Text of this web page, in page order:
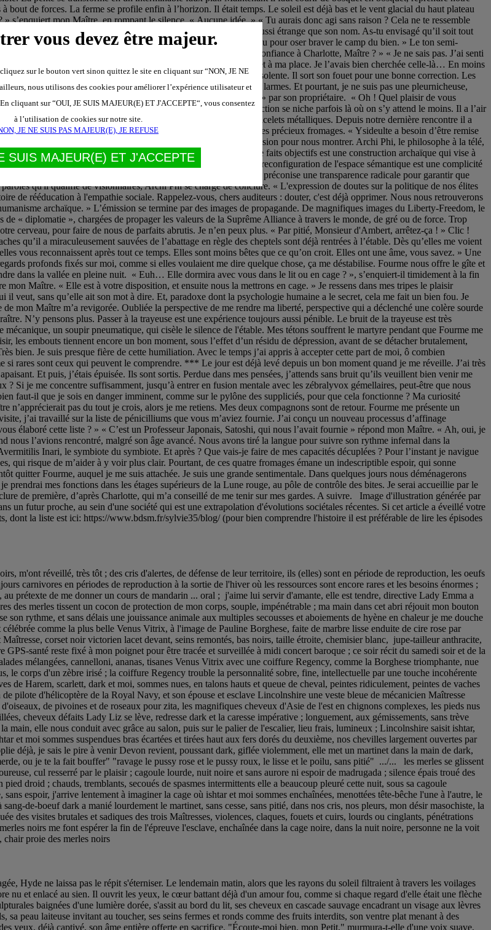
m'ont réveillé, très tôt ; des cris d'alertes, de défense de leur territoire, ils (elles) sont en période de reproduction, les oeufs
carnivores en périodes de reproduction à la sortie de l'hiver où les ressources sont encore rares et les besoins énormes ;
prétexte de me donner un cours de mandarin ... oral ; j'aime lui servir d'amante, elle est tendre, directive Lady Emma a
des merles tissent un cocon de protection de mon corps, souple, impénétrable ; ma main dans cet abri réjouit mon bouton
rythme, et sans délais une jouissance animale aux multiples secousses et aboiements de hyène en chaleur je me douche
comme la plus belle Venus Vitrix, à l'image de Pauline Borghese, faite de marbre lisse enduite de cire rose par
corset noir victorien lacet devant, seins remontés, bas noirs, taille étroite, chemisier blanc, jupe-tailleur anthracite,
santé reste fixé à mon poignet pour être tracée et surveillée à midi concert baroque ; ce soir récit du samedi soir et de la
mélangées, cannelloni, ananas, tisanes Venus Vitrix avec une coiffure Regency, comme la Borghese triomphante, nue
le corps d'un zèbre irisé ; la coiffure Regency trouble la personnalité sobre, fine, intellectuelle par une touche incohérente
de Harem, scarlett, dark et moi, sommes nues, en talons hauts et queue de cheval, peintes ridiculement, peintes de vaches
pilote d'hélicoptère de la Royal Navy, et son épouse et esclave Lincolnshire une veste bleue de mécanicien Maîtresse
de pivoines et de roseaux pour zita, les magnifiques cheveux d'Asie de l'est en chignons complexes, les pieds nus
cheveux défaits Lady Liz se lève, redresse dark et la caresse impérative ; longuement, aux gémissements, sans trève
elle nous conduit avec grâce au salon, puis sur le palier de l'escalier, lieu frais, lumineux ; Lincolnshire saisit ishtar,
et moi sommes suspendues bras écartées et tirées haut aux fers dorés du deuxième, nos chevilles largement ouvertes par
déjà, je sais le pire à venir Devon revient, poussant dark, giflée violemment, elle met un martinet dans la main de dark,
ou je te la fait bouffer" "ravage le pussy rose et le pussy roux, le lisse et le poilu, sans pitié" .../... les merles se glissent
cul resserré par le plaisir ; cagoule lourde, nuit noire et sans aurore ni espoir de madrugada ; silence épais troué des
droid ; chauds, tremblants, secoués de spasmes intermittents elle a beaucoup pleuré cette nuit, sous sa cagoule
espoir, j'arrive lentement à imaginer la cage où ishtar et moi sommes enchaînées, menottées tête-bêche l'une à l'autre, le
de-boeuf dark a manié lourdement le martinet, sans cesse, sans pitié, dans nos cris, nos pleurs, mon désir masochiste, la
des visites brutales et sadiques des trois Maîtresses, violences, claques, fouets et cuirs, lourds ou cinglants, pénétrations
noirs me font espérer la fin de l'épreuve l'esclave, enchaînée dans la cage noire, dans la nuit noire, personne ne la voit
chair proie des merles noirs
Hyde ne laissa pas le répit s'éterniser. Le lendemain matin, alors que les rayons du soleil filtraient à travers les voilages
nu et enlacé au sien. Il ouvrit les yeux, le cœur battant déjà d'un amour fou, comme si chaque regard d'elle était une flèche
baignées d'une lumière dorée, s'assit au bord du lit, ses cheveux en cascade sauvage encadrant un visage aux lèvres
peau laiteuse invitant au toucher, ses seins fermes et ronds comme des fruits interdits, son ventre plat menant à des
yeux, déjà captivé, son âme entière offerte en sacrifice. "Écoute-moi bien, mon Petit," murmura-t-elle d'une voix suave,
vous devez être majeur.
sur le bouton vert sinon quittez le site en cliquant sur “NON, JE NE
nous utilisons des cookies pour améliorer l’expérience utilisateur et
cliquant sur “OUI, JE SUIS MAJEUR(E) ET J'ACCEPTE“, vous consentez
à l’utilisation de cookies sur notre site.
JE NE SUIS PAS MAJEUR(E), JE REFUSE
SUIS MAJEUR(E) ET J'ACCEPTE